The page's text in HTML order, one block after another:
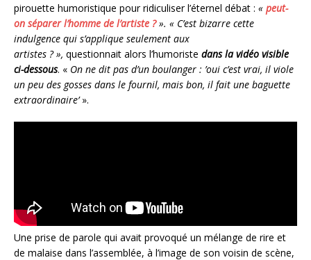
pirouette humoristique pour ridiculiser l’éternel débat : « peut-
on séparer l’homme de l’artiste ?». « C’est bizarre cette
indulgence qui s’applique seulement aux
artistes ? », questionnait alors l’humoriste dans la vidéo visible
ci-dessous. « On ne dit pas d’un boulanger : ’oui c’est vrai, il viole
un peu des gosses dans le fournil, mais bon, il fait une baguette
extraordinaire’».
Une prise de parole qui avait provoqué un mélange de rire et
de malaise dans l’assemblée, à l’image de son voisin de scène,